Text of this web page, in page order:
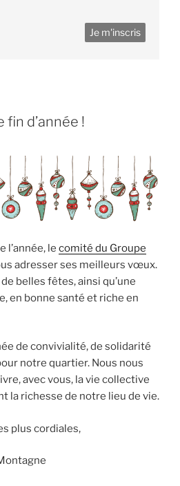
d’année !
l’année, le comité du Groupe
adresser ses meilleurs vœux.
belles fêtes, ainsi qu’une
en bonne santé et riche en
de convivialité, de solidarité
notre quartier. Nous nous
avec vous, la vie collective
la richesse de notre lieu de vie.
plus cordiales,